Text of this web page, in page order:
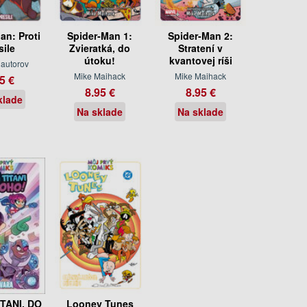
Proti
€
Spider-Man 1:
Zvieratká, do
útoku!
Mike Maihack
8.95 €
Na sklade
Spider-Man 2:
Stratení v
kvantovej ríši
Mike Maihack
8.95 €
Na sklade
DO Looney Tunes